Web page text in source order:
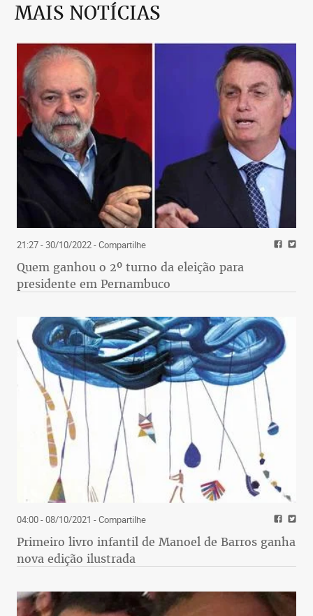
MAIS NOTÍCIAS
21:27 - 30/10/2022- Compartilhe
Quem ganhou o 2º turno da eleição para
presidente em Pernambuco
04:00 - 08/10/2021 - Compartilhe
Primeiro livro infantil de Manoel de Barros ganha
nova edição ilustrada